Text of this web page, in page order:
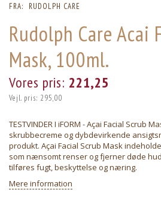
FRA: RUDOLPH CARE
Rudolph Care Acai
Mask, 100ml.
Vores pris: 221,25
Vejl. pris: 295,00
TESTVINDER I iFORM - Açai Facial Scrub
skrubbecreme og dybdevirkende
produkt. Açai Facial Scrub Mask
som nænsomt renser og fjerner døde
tilføres fugt, beskyttelse og næring.
Mere information